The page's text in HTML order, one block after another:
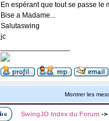
En espérant que tout se passe le
Bise a Madame...
Salutaswing
jc
Montrer les
SwingJO Index du Forum ->